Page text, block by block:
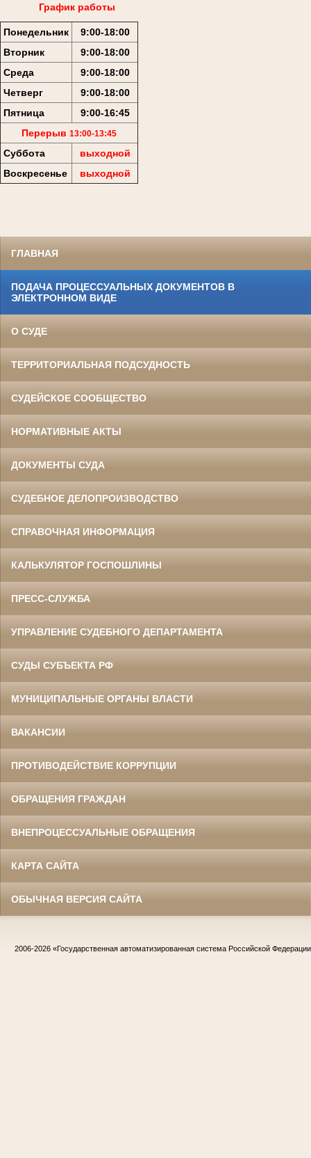
График работы
Понедельник
9:00-18:00
Вторник
9:00-18:00
Среда
9:00-18:00
Четверг
9:00-18:00
Пятница
9:00-16:45
Перерыв 13:00-13:45
Суббота
выходной
Воскресенье
выходной
ГЛАВНАЯ
ПОДАЧА ПРОЦЕССУАЛЬНЫХ ДОКУМЕНТОВ В
ЭЛЕКТРОННОМ ВИДЕ
О СУДЕ
ТЕРРИТОРИАЛЬНАЯ ПОДСУДНОСТЬ
СУДЕЙСКОЕ СООБЩЕСТВО
НОРМАТИВНЫЕ АКТЫ
ДОКУМЕНТЫ СУДА
СУДЕБНОЕ ДЕЛОПРОИЗВОДСТВО
СПРАВОЧНАЯ ИНФОРМАЦИЯ
КАЛЬКУЛЯТОР ГОСПОШЛИНЫ
ПРЕСС-СЛУЖБА
УПРАВЛЕНИЕ СУДЕБНОГО ДЕПАРТАМЕНТА
СУДЫ СУБЪЕКТА РФ
МУНИЦИПАЛЬНЫЕ ОРГАНЫ ВЛАСТИ
ВАКАНСИИ
ПРОТИВОДЕЙСТВИЕ КОРРУПЦИИ
ОБРАЩЕНИЯ ГРАЖДАН
ВНЕПРОЦЕССУАЛЬНЫЕ ОБРАЩЕНИЯ
КАРТА САЙТА
ОБЫЧНАЯ ВЕРСИЯ САЙТА
2006-2026 «Государственная автоматизированная система Российской